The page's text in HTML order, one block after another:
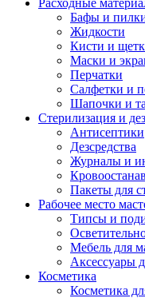
Расходные
Бафы и
Жидкости
Кисти и
Маски и
Перчатки
Салфетки и
Шапочки и
Стерилизация и
Антисептики
Дезсредства
Журналы и
Пакеты для
Рабочее место
Типсы и
Мебель для
Аксессуары
Косметика
Косметика